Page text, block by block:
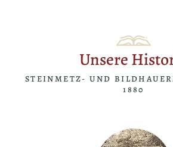
Unsere
STEINMETZ- UND
1880